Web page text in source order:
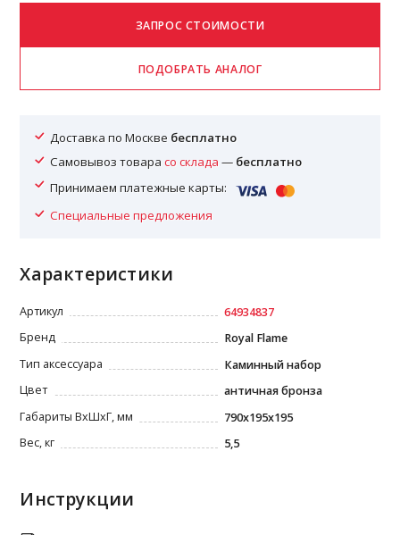
Доставка по Москве бесплатно
Самовывоз товарасо склада — бесплатно
Принимаем платежные карты:
Специальные предложения
Характеристики
Артикул
64934837
Бренд
Royal Flame
Тип аксессуара
Каминный набор
Цвет
античная бронза
Габариты ВxШxГ, мм
790х195х195
Вес, кг
5,5
Инструкции